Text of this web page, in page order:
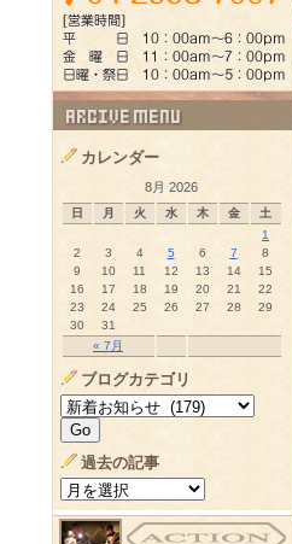
カレンダー
8月 2026
日 月 火 水 木 金 土
« 7月
1
2
3 4 5 6 7
8
9
10 11 12 13 14
15
16
17 18 19 20 21
22
23
24 25 26 27 28
29
30
31
ブログカテゴリ
過去の記事